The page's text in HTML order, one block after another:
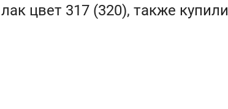
цвет 317 (320), также купили